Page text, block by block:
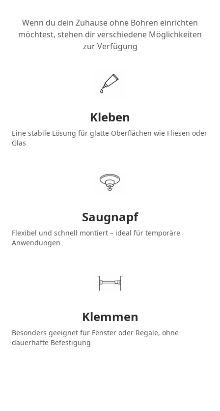
Wenn du dein Zuhause ohne Bohren einrichten
möchtest, stehen dir verschiedene Möglichkeiten
zur Verfügung
Kleben
Eine stabile Lösung für glatte Oberflächen wie Fliesen oder
Glas
Saugnapf
Flexibel und schnell montiert – ideal für temporäre
Anwendungen
Klemmen
Besonders geeignet für Fenster oder Regale, ohne
dauerhafte Befestigung